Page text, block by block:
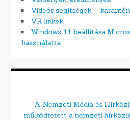
Videós segítségek –
VR linkek
Windows 11 beállítása
használatra
A Nemzeti Média és
működtetett a nemzeti